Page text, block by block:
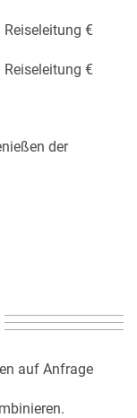
€
€
der
auf Anfrage